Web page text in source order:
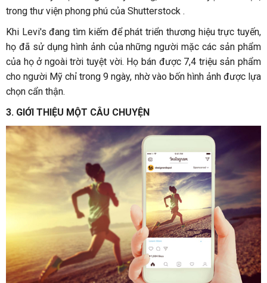
trong thư viện phong phú của Shutterstock .
Khi Levi's đang tìm kiếm để phát triển thương hiệu trực tuyến,
họ đã sử dụng hình ảnh của những người mặc các sản phẩm
của họ ở ngoài trời tuyệt vời. Họ bán được 7,4 triệu sản phẩm
cho người Mỹ chỉ trong 9 ngày, nhờ vào bốn hình ảnh được lựa
chọn cẩn thận.
3. GIỚI THIỆU MỘT CÂU CHUYỆN